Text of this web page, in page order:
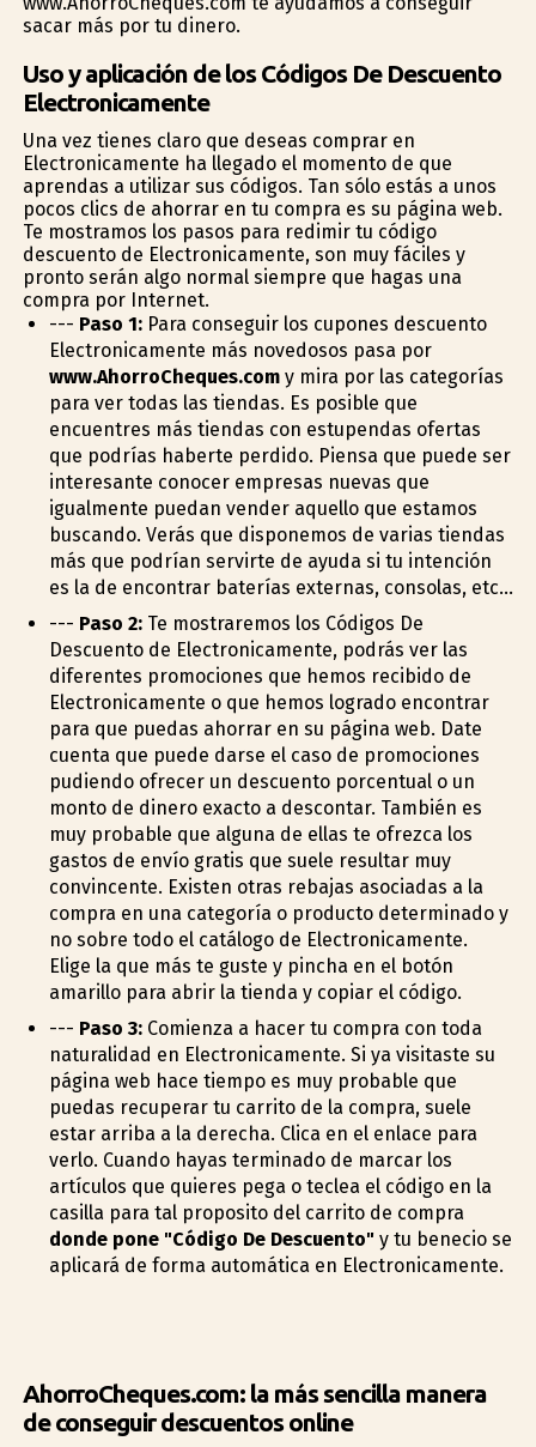
sacar más por tu dinero.
Uso y aplicación de los Códigos De Descuento
Electronicamente
Una vez tienes claro que deseas comprar en
Electronicamente ha llegado el momento de que
aprendas a utilizar sus códigos. Tan sólo estás a unos
pocos clics de ahorrar en tu compra es su página web.
Te mostramos los pasos para redimir tu código
descuento de Electronicamente, son muy fáciles y
pronto serán algo normal siempre que hagas una
compra por Internet.
--- Paso 1:Para conseguir los cupones descuento
Electronicamente más novedosos pasa por
www.AhorroCheques.comy mira por las categorías
para ver todas las tiendas. Es posible que
encuentres más tiendas con estupendas ofertas
que podrías haberte perdido. Piensa que puede ser
interesante conocer empresas nuevas que
igualmente puedan vender aquello que estamos
buscando. Verás que disponemos de varias tiendas
más que podrían servirte de ayuda si tu intención
es la de encontrar baterías externas, consolas, etc...
--- Paso 2:Te mostraremos los Códigos De
Descuento de Electronicamente, podrás ver las
diferentes promociones que hemos recibido de
Electronicamente o que hemos logrado encontrar
para que puedas ahorrar en su página web. Date
cuenta que puede darse el caso de promociones
pudiendo ofrecer un descuento porcentual o un
monto de dinero exacto a descontar. También es
muy probable que alguna de ellas te ofrezca los
gastos de envío gratis que suele resultar muy
convincente. Existen otras rebajas asociadas a la
compra en una categoría o producto determinado y
no sobre todo el catálogo de Electronicamente.
Elige la que más te guste y pincha en el botón
amarillo para abrir la tienda y copiar el código.
--- Paso 3:Comienza a hacer tu compra con toda
naturalidad en Electronicamente. Si ya visitaste su
página web hace tiempo es muy probable que
puedas recuperar tu carrito de la compra, suele
estar arriba a la derecha. Clica en el enlace para
verlo. Cuando hayas terminado de marcar los
artículos que quieres pega o teclea el código en la
casilla para tal proposito del carrito de compra
donde pone "Código De Descuento"y tu beneficio se
aplicará de forma automática en Electronicamente.
AhorroCheques.com: la más sencilla manera
de conseguir descuentos online